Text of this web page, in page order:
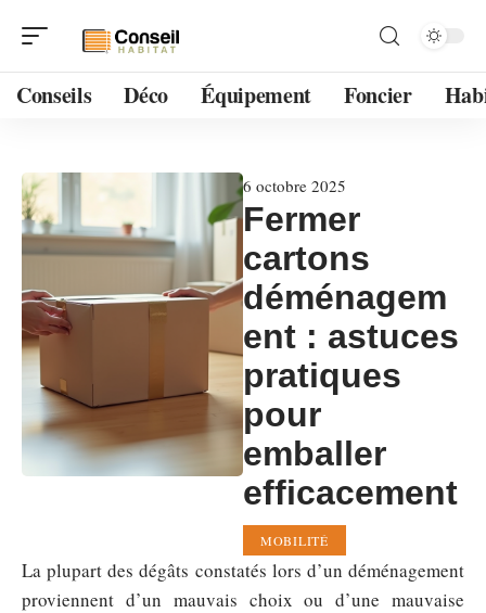
Conseils Déco Équipement Foncier
6 octobre 2025
Fermer
cartons
déménagem
ent : astuces
pratiques
pour
emballer
efficacement
MOBILITÉ
La plupart des dégâts constatés lors d’un déménagement
proviennent d’un mauvais choix ou d’une mauvaise